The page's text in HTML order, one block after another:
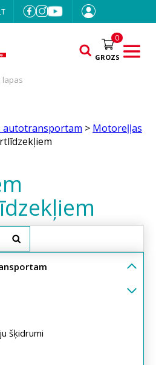
GROZS
0
lapas
autotransportam > Motoreļļas
šķidrumi